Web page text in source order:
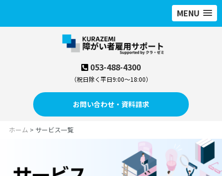
MENU
053-488-4300
（祝日除く平日9:00～18:00）
お問い合わせ・資料請求
ホーム > サービス一覧